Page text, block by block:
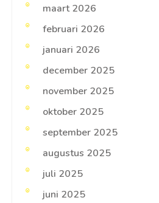
maart 2026
februari 2026
januari 2026
december 2025
november 2025
oktober 2025
september 2025
augustus 2025
juli 2025
juni 2025